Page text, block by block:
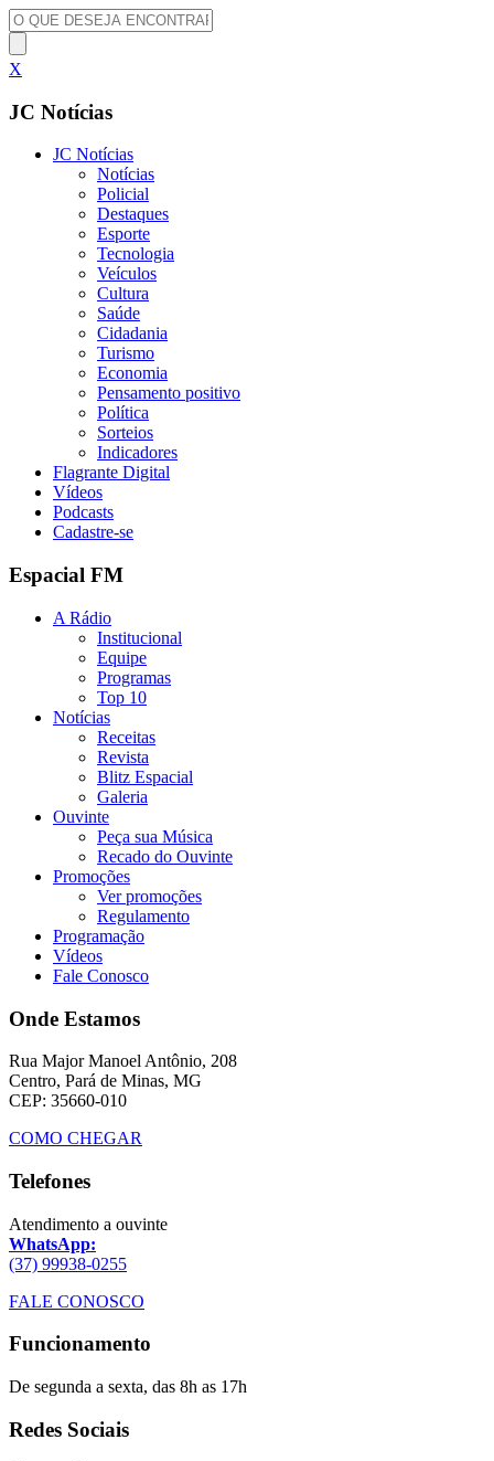
X
JC Notícias
JC Notícias
Notícias
Policial
Destaques
Esporte
Tecnologia
Veículos
Cultura
Saúde
Cidadania
Turismo
Economia
Pensamento positivo
Política
Sorteios
Indicadores
Flagrante Digital
Vídeos
Podcasts
Cadastre-se
Espacial FM
A Rádio
Institucional
Equipe
Programas
Top 10
Notícias
Receitas
Revista
Blitz Espacial
Galeria
Ouvinte
Peça sua Música
Recado do Ouvinte
Promoções
Ver promoções
Regulamento
Programação
Vídeos
Fale Conosco
Onde Estamos
Rua Major Manoel Antônio, 208
Centro, Pará de Minas, MG
CEP: 35660-010
COMO CHEGAR
Telefones
Atendimento a ouvinte
WhatsApp:
(37) 99938-0255
FALE CONOSCO
Funcionamento
De segunda a sexta, das 8h as 17h
Redes Sociais